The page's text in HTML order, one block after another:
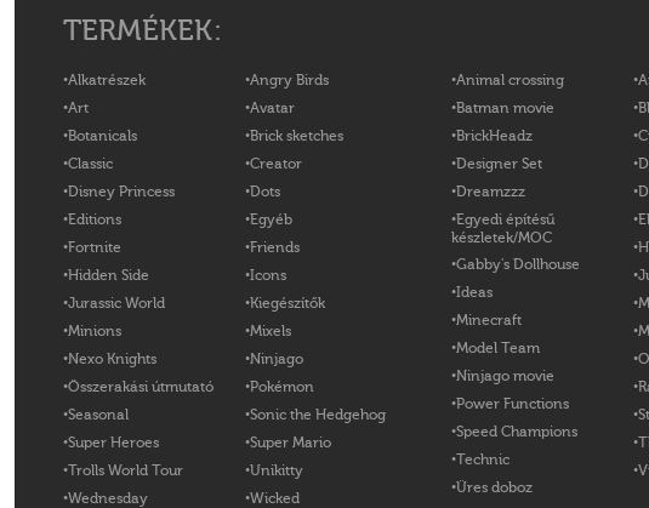
TERMÉKEK:
Alkatrészek
Art
Botanicals
Classic
Disney Princess
Editions
Fortnite
Hidden Side
Jurassic World
Minions
Nexo Knights
Összerakási útmutató
Seasonal
Super Heroes
Trolls World Tour
Wednesday
Angry Birds
Avatar
Brick sketches
Creator
Dots
Egyéb
Friends
Icons
Kiegészítők
Mixels
Ninjago
Pokémon
Sonic the Hedgehog
Super Mario
Unikitty
Wicked
Animal crossing
Batman movie
BrickHeadz
Designer Set
Dreamzzz
Egyedi építésű
készletek/MOC
Gabby's Dollhouse
Ideas
Minecraft
Model Team
Ninjago movie
Power Functions
Speed Champions
Technic
Üres doboz